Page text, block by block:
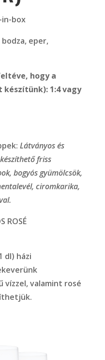
in-box
eper,
hogy a
készítünk): 1:4 vagy
Látványos és
friss
bogyós gyümölcsök,
ciromkarika,
ROSÉ
dl) házi
vízzel, valamint rosé